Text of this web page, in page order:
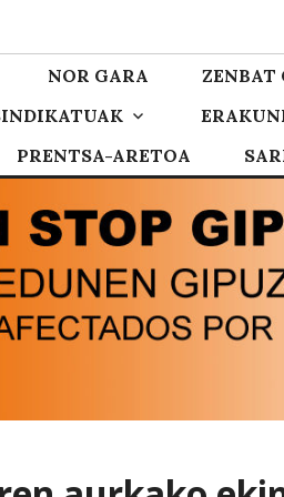
NOR GARA ZENBAT
PRENTSA-ARETOA